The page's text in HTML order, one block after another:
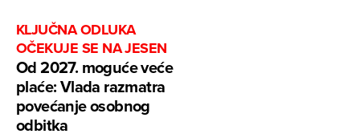
KLJUČNA ODLUKA
OČEKUJE SE NA JESEN
Od 2027. moguće veće
plaće: Vlada razmatra
povećanje osobnog
odbitka